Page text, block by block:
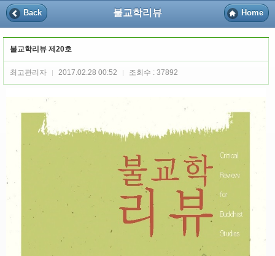
Back 불교학리뷰 Home
불교학리뷰 제20호
최고관리자 2017.02.28 00:52 조회수 : 37892